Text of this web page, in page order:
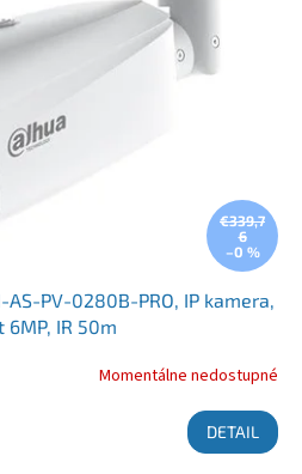
€339,7
6
–0 %
AS-PV-0280B-PRO, IP kamera,
6MP, IR 50m
Momentálne nedostupné
DETAIL